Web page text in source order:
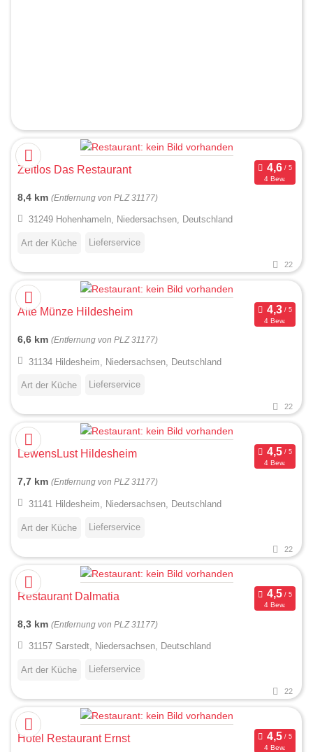
Zeitlos Das Restaurant
4 Bew.
8,4 km (Entfernung von PLZ 31177)
31249 Hohenhameln, Niedersachsen, Deutschland
Art der Küche Lieferservice
22
Alte Münze Hildesheim
4 Bew.
6,6 km (Entfernung von PLZ 31177)
31134 Hildesheim, Niedersachsen, Deutschland
Art der Küche Lieferservice
22
LewensLust Hildesheim
4 Bew.
7,7 km (Entfernung von PLZ 31177)
31141 Hildesheim, Niedersachsen, Deutschland
Art der Küche Lieferservice
22
Restaurant Dalmatia
4 Bew.
8,3 km (Entfernung von PLZ 31177)
31157 Sarstedt, Niedersachsen, Deutschland
Art der Küche Lieferservice
22
Hotel Restaurant Ernst
4 Bew.